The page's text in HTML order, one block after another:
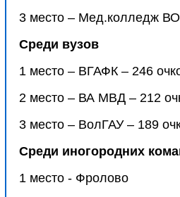
3 место – Мед.колледж
Среди вузов
1 место – ВГАФК – 246
2 место – ВА МВД – 212
3 место – ВолГАУ – 189
Среди иногородних
1 место - Фролово